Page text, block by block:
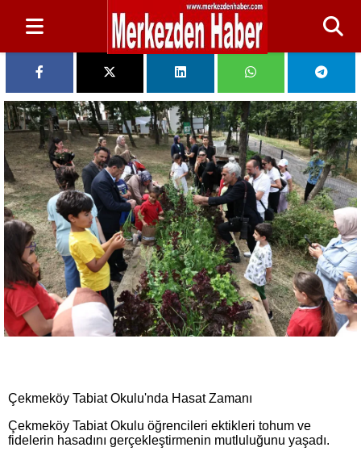
Çekmeköy Tabiat Okulu'nda Hasat Zamanı
Çekmeköy Tabiat Okulu öğrencileri ektikleri tohum ve
fidelerin hasadını gerçekleştirmenin mutluluğunu yaşadı.